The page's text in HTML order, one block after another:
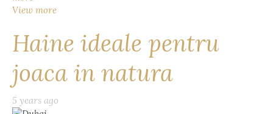
View more
Haine ideale pentru
joaca in natura
5 years ago